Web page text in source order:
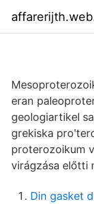
eran
geologiartikel
grekiska
proterozoikum
virágzása előtti
Din gasket